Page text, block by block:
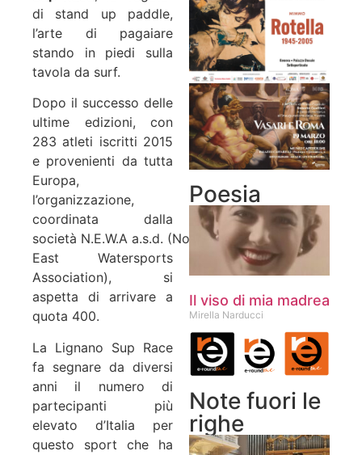
di stand up paddle,
l’arte di pagaiare
stando in piedi sulla
tavola da surf.
Dopo il successo delle
ultime edizioni, con
283 atleti iscritti 2015
e provenienti da tutta
Europa,
l’organizzazione,
coordinata dalla
società N.E.W.A a.s.d. (North
East Watersports
Association), si
aspetta di arrivare a
quota 400.
La Lignano Sup Race
fa segnare da diversi
anni il numero di
partecipanti più
elevato d’Italia per
questo sport che ha
Poesia
Il viso di mia madrea
Mirella Narducci
Note fuori le
righe